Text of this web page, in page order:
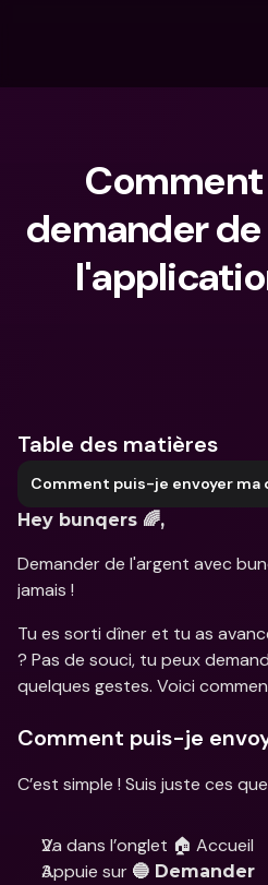
demander
Table des matières
Comment puis-je envoyer ma
Hey bunqers 🌈,
Demander de l'argent avec
jamais !
Tu es sorti dîner et tu as
? Pas de souci, tu peux
quelques gestes. Voici
Comment puis-je
C’est simple ! Suis juste ces
Va dans l’onglet 🏠 Accueil
Appuie sur 🔵 Demander